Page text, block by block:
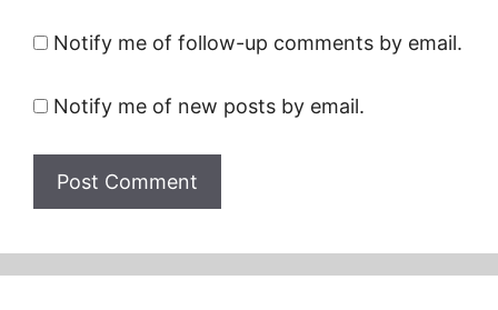
Notify me of follow-up comments by email.
Notify me of new posts by email.